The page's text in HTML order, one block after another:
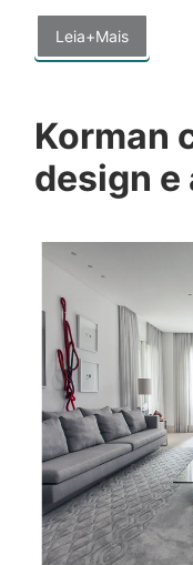
Leia+Mais
Korman
design e